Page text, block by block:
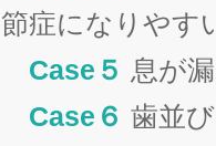
節症になりやす
Case５ 息が
Case６ 歯並